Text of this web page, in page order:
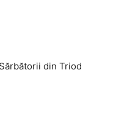
din Triod